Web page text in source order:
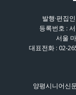
발행·편집
등록번호 :
서울
대표전화 : 02-
양평시니어신